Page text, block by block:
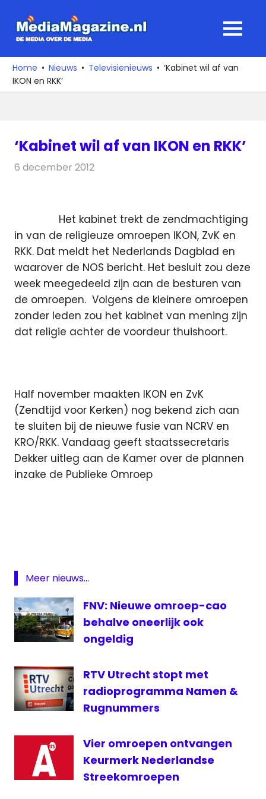
naar
media
over
de
MENU
Home Nieuws Televisienieuws
‘Kabinet wil af van
IKON en RKK’
‘Kabinet wil af van IKON en RKK’
6 december 2012
Het kabinet trekt de zendmachtiging
in van de religieuze omroepen IKON, ZvK en
RKK. Dat meldt het Nederlands Dagblad en
waarover de NOS bericht. Het besluit zou deze
week meegedeeld zijn aan de besturen van
de omroepen. Volgens de kleinere omroepen
zonder leden zou het kabinet van mening zijn
dat religie achter de voordeur thuishoort.
Half november maakten IKON en ZvK
(Zendtijd voor Kerken) nog bekend zich aan
te sluiten bij de nieuwe fusie van NCRV en
KRO/RKK. Vandaag geeft staatssecretaris
Dekker uitleg aan de Kamer over de plannen
inzake de Publieke Omroep
RKK
Zendtijd
voor
Kerken
ZVK
Meer nieuws...
FNV: Nieuwe omroep-cao
behalve oneerlijk ook
ongeldig
RTV Utrecht stopt met
radioprogramma Namen &
Rugnummers
Vier omroepen ontvangen
Keurmerk Nederlandse
Streekomroepen